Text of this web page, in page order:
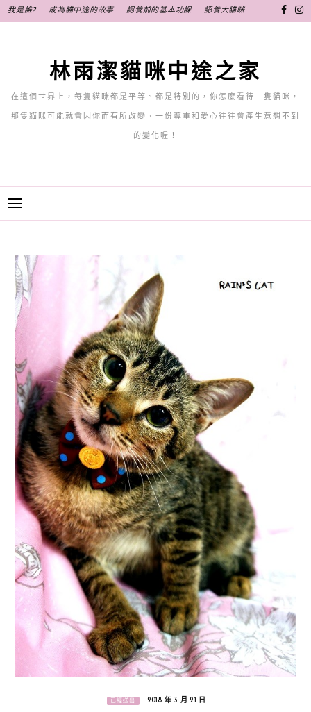
至
我是誰? 成為貓中途的故事 認養前的基本功課 認養大貓咪
林雨潔貓咪中途之家
在這個世界上，每隻貓咪都是平等、都是特別的，你怎麼看待一隻貓咪，
那隻貓咪可能就會因你而有所改變，一份尊重和愛心往往會產生意想不到
的變化喔！
已經送出 2018 年 3 月 21 日